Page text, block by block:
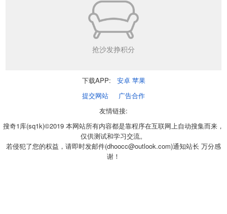
抢沙发挣积分
下载APP: 安卓 苹果
提交网站
广告合作
友情链接:
搜奇1库(sq1k)©2019 本网站所有内容都是靠程序在互联网上自动搜集而来，
仅供测试和学习交流。
若侵犯了您的权益，请即时发邮件(dhoocc@outlook.com)通知站长 万分感
谢！